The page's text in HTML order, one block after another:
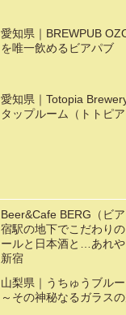
愛知県｜BREWPUB
を唯一飲めるビアパブ
愛知県｜Totopia
タップルーム（トトピア
Beer&Cafe BERG（ビ
宿駅の地下でこだわり
ールと日本酒と…あれや
新宿
山梨県｜うちゅうブル
～その神秘なるガラス